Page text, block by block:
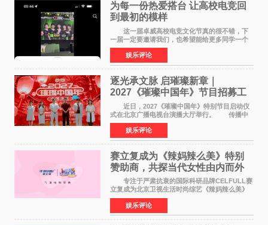
为每一份热爱搭台 让高校电竞回
到最初的模样
这一届卓威高校电竞文化节真的很不错，下
一届一定要邀请我们，也希望能给更多同学一个
来到现场的机会。 2026卓威高校电竞文化节
已经落下帷幕，在活动结束后，仍有不少高校电
竞社负责人和现
娱乐评论
逐光承文脉 启璀璨新章｜
2027《璀璨中国年》节目招募工
作圆满启动
近日，2027《璀璨中国年》特别节目启动仪
式在北京广播电视台演播大厅举行。 传播中
华优秀传统文化，弘扬纯正国风艺术，打造高规
格、高质感、正能量的文艺盛典，是璀璨中国年
矢志不渝的初心
娱乐评论
赛立复成为《辣妈辣么美》特别
赞助商，共探当代女性由内而外
活力美
专注于严肃抗衰的国际科研品牌CELFULL赛
立复成为北京卫视生活时尚综艺《辣妈辣么美》
的特别赞助商,明星辣妈袁咏仪倾情参与，向广大
都市女性传递健康生活新主张，寄语当代女性在
家庭与自我之间
娱乐评论